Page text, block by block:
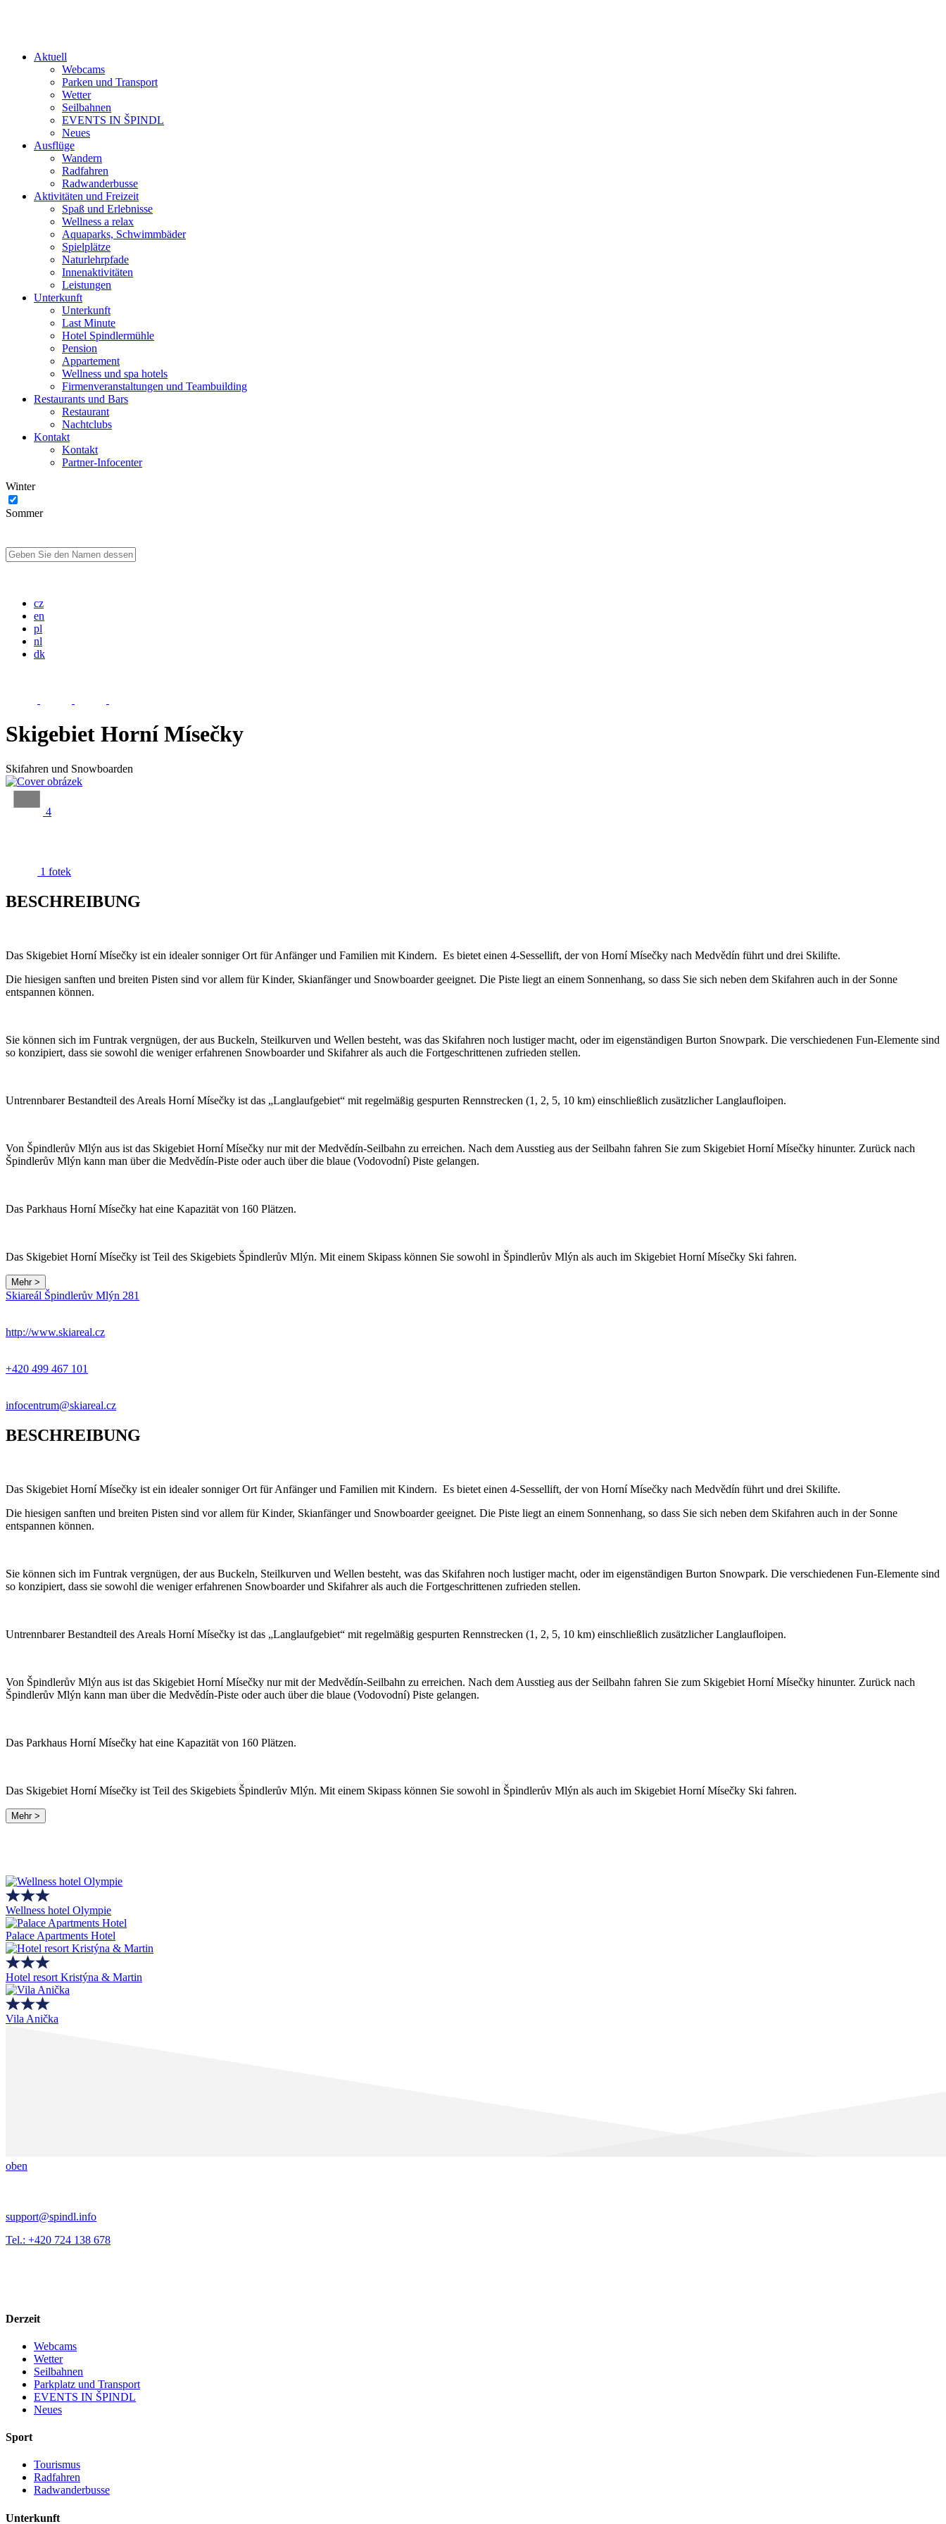
Aktuell
Webcams
Parken und Transport
Wetter
Seilbahnen
EVENTS IN ŠPINDL
Neues
Ausflüge
Wandern
Radfahren
Radwanderbusse
Aktivitäten und Freizeit
Spaß und Erlebnisse
Wellness a relax
Aquaparks, Schwimmbäder
Spielplätze
Naturlehrpfade
Innenaktivitäten
Leistungen
Unterkunft
Unterkunft
Last Minute
Hotel Spindlermühle
Pension
Appartement
Wellness und spa hotels
Firmenveranstaltungen und Teambuilding
Restaurants und Bars
Restaurant
Nachtclubs
Kontakt
Kontakt
Partner-Infocenter
Winter
Sommer
cz
en
pl
nl
dk
Skigebiet Horní Mísečky
Skifahren und Snowboarden
4
1 fotek
BESCHREIBUNG
Das Skigebiet Horní Mísečky ist ein idealer sonniger Ort für Anfänger und Familien mit Kindern. Es bietet einen 4-Sessellift, der von Horní Mísečky nach Medvědín führt und drei Skilifte.
Die hiesigen sanften und breiten Pisten sind vor allem für Kinder, Skianfänger und Snowboarder geeignet. Die Piste liegt an einem Sonnenhang, so dass Sie sich neben dem Skifahren auch in der Sonne
entspannen können.
Sie können sich im Funtrak vergnügen, der aus Buckeln, Steilkurven und Wellen besteht, was das Skifahren noch lustiger macht, oder im eigenständigen Burton Snowpark. Die verschiedenen Fun-Elemente sind
so konzipiert, dass sie sowohl die weniger erfahrenen Snowboarder und Skifahrer als auch die Fortgeschrittenen zufrieden stellen.
Untrennbarer Bestandteil des Areals Horní Mísečky ist das „Langlaufgebiet“ mit regelmäßig gespurten Rennstrecken (1, 2, 5, 10 km) einschließlich zusätzlicher Langlaufloipen.
Von Špindlerův Mlýn aus ist das Skigebiet Horní Mísečky nur mit der Medvědín-Seilbahn zu erreichen. Nach dem Ausstieg aus der Seilbahn fahren Sie zum Skigebiet Horní Mísečky hinunter. Zurück nach
Špindlerův Mlýn kann man über die Medvědín-Piste oder auch über die blaue (Vodovodní) Piste gelangen.
Das Parkhaus Horní Mísečky hat eine Kapazität von 160 Plätzen.
Das Skigebiet Horní Mísečky ist Teil des Skigebiets Špindlerův Mlýn. Mit einem Skipass können Sie sowohl in Špindlerův Mlýn als auch im Skigebiet Horní Mísečky Ski fahren.
Mehr >
−
Skiareál Špindlerův Mlýn 281
http://www.skiareal.cz
+420 499 467 101
infocentrum@skiareal.cz
BESCHREIBUNG
Das Skigebiet Horní Mísečky ist ein idealer sonniger Ort für Anfänger und Familien mit Kindern. Es bietet einen 4-Sessellift, der von Horní Mísečky nach Medvědín führt und drei Skilifte.
Die hiesigen sanften und breiten Pisten sind vor allem für Kinder, Skianfänger und Snowboarder geeignet. Die Piste liegt an einem Sonnenhang, so dass Sie sich neben dem Skifahren auch in der Sonne
entspannen können.
Sie können sich im Funtrak vergnügen, der aus Buckeln, Steilkurven und Wellen besteht, was das Skifahren noch lustiger macht, oder im eigenständigen Burton Snowpark. Die verschiedenen Fun-Elemente sind
so konzipiert, dass sie sowohl die weniger erfahrenen Snowboarder und Skifahrer als auch die Fortgeschrittenen zufrieden stellen.
Untrennbarer Bestandteil des Areals Horní Mísečky ist das „Langlaufgebiet“ mit regelmäßig gespurten Rennstrecken (1, 2, 5, 10 km) einschließlich zusätzlicher Langlaufloipen.
Von Špindlerův Mlýn aus ist das Skigebiet Horní Mísečky nur mit der Medvědín-Seilbahn zu erreichen. Nach dem Ausstieg aus der Seilbahn fahren Sie zum Skigebiet Horní Mísečky hinunter. Zurück nach
Špindlerův Mlýn kann man über die Medvědín-Piste oder auch über die blaue (Vodovodní) Piste gelangen.
Das Parkhaus Horní Mísečky hat eine Kapazität von 160 Plätzen.
Das Skigebiet Horní Mísečky ist Teil des Skigebiets Špindlerův Mlýn. Mit einem Skipass können Sie sowohl in Špindlerův Mlýn als auch im Skigebiet Horní Mísečky Ski fahren.
Mehr >
Wellness hotel Olympie
Palace Apartments Hotel
Hotel resort Kristýna & Martin
Vila Anička
oben
support@spindl.info
Tel.: +420 724 138 678
Derzeit
Webcams
Wetter
Seilbahnen
Parkplatz und Transport
EVENTS IN ŠPINDL
Neues
Sport
Tourismus
Radfahren
Radwanderbusse
Unterkunft